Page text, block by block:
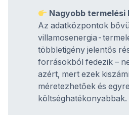
Nagyobb termelési
Az adatközpontok
villamosenergia-
többletigény jelentős
forrásokból fedezik –
azért, mert ezek
méretezhetőek és egyre
költséghatékonyabbak.